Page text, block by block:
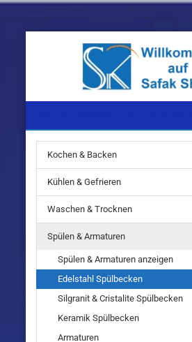
Standgeräte
Einbaugeräte
Standgeräte
Kochen & Backen
Kühlen & Gefrieren
Waschen & Trocknen
Spülen & Armaturen
Spülen & Armaturen anzeigen
Edelstahl Spülbecken
Silgranit & Cristalite Spülbecken
Keramik Spülbecken
Armaturen